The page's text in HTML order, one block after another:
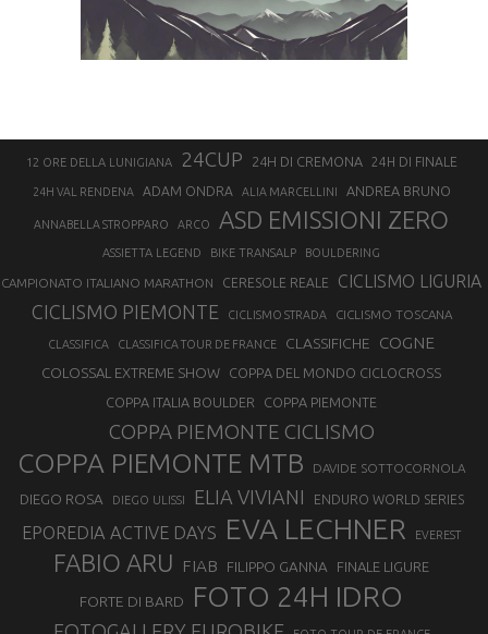
12 ORE DELLA LUNIGIANA 24CUP 24H DI CREMONA 24H DI FINALE
24H VAL RENDENA ADAM ONDRA ALIA MARCELLINI ANDREA BRUNO
ANNABELLA STROPPARO ARCO ASD EMISSIONI ZERO
ASSIETTA LEGEND BIKE TRANSALP BOULDERING
CAMPIONATO ITALIANO MARATHON CERESOLE REALE CICLISMO LIGURIA
CICLISMO PIEMONTE CICLISMO STRADA CICLISMO TOSCANA
CLASSIFICA CLASSIFICA TOUR DE FRANCE CLASSIFICHE COGNE
COLOSSAL EXTREME SHOW
COPPA DEL MONDO CICLOCROSS
COPPA ITALIA BOULDER
COPPA PIEMONTE
COPPA PIEMONTE CICLISMO
COPPA PIEMONTE MTB DAVIDE SOTTOCORNOLA
DIEGO ROSA DIEGO ULISSI ELIA VIVIANI ENDURO WORLD SERIES
EPOREDIA ACTIVE DAYS EVA LECHNER EVEREST
FABIO ARU FIAB FILIPPO GANNA FINALE LIGURE
FORTE DI BARD FOTO 24H IDRO